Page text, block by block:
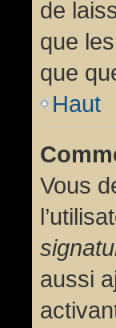
de
que
que
Haut
Vous
aussi